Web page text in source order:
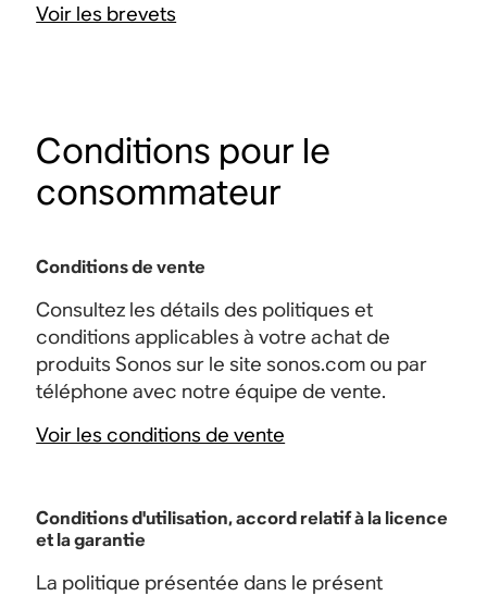
Voir les brevets
Conditions pour le
consommateur
Conditions de vente
Consultez les détails des politiques et
conditions applicables à votre achat de
produits Sonos sur le site sonos.com ou par
téléphone avec notre équipe de vente.
Voir les conditions de vente
Conditions d'utilisation, accord relatif à la licence
et la garantie
La politique présentée dans le présent